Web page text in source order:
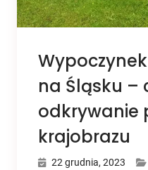
na Śląsku –
odkrywanie
krajobrazu
22 grudnia, 2023